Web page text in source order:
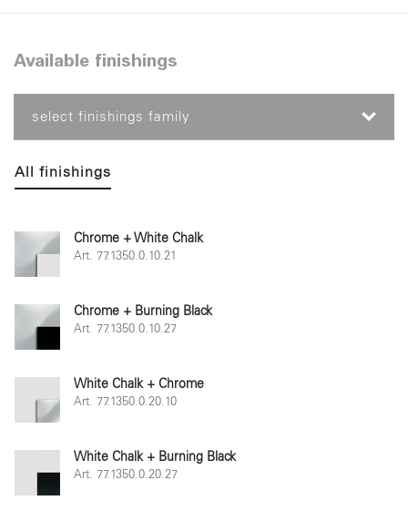
Available finishings
select finishings family
All finishings
Chrome + White Chalk
Art. 77.1350.0.10.21
Chrome + Burning Black
Art. 77.1350.0.10.27
White Chalk + Chrome
Art. 77.1350.0.20.10
White Chalk + Burning Black
Art. 77.1350.0.20.27